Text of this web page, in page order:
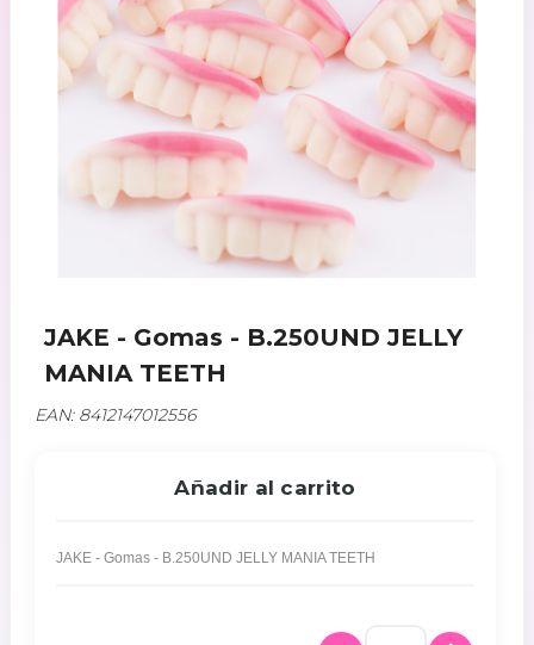
JAKE - Gomas - B.250UND JELLY
MANIA TEETH
EAN: 8412147012556
Añadir al carrito
JAKE - Gomas - B.250UND JELLY MANIA TEETH